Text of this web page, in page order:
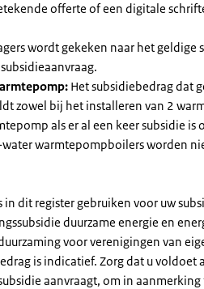
offerte of een digitale
wordt gekeken naar het
Het subsidiebedrag dat
zowel bij het installeren van 2
als er al een keer subsidie
warmtepompboilers worden
in dit register gebruiken voor uw
duurzame energie en
voor verenigingen van
is indicatief. Zorg dat u voldoet
aanvraagt, om in